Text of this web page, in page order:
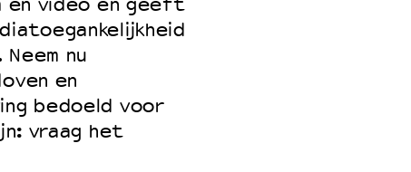
nu
en
bedoeld voor
vraag het